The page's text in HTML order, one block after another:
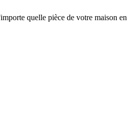
quelle pièce de votre maison en